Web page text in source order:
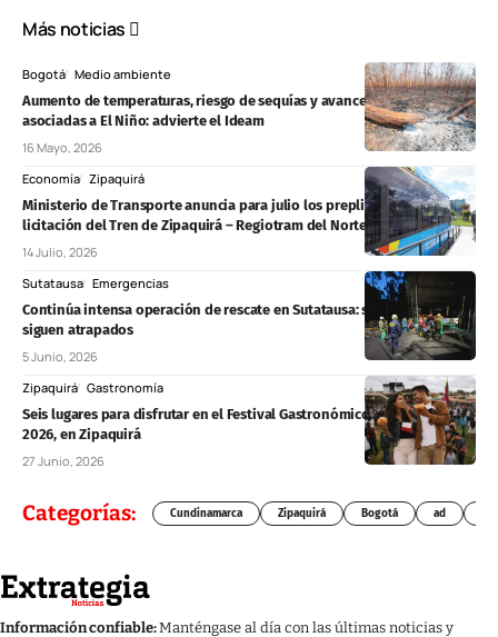
Más noticias
Bogotá Medio ambiente
Aumento de temperaturas, riesgo de sequías y avance de condiciones
asociadas a El Niño: advierte el Ideam
16 Mayo, 2026
Economía Zipaquirá
Ministerio de Transporte anuncia para julio los prepliegos de la
licitación del Tren de Zipaquirá – Regiotram del Norte
14 Julio, 2026
Sutatausa Emergencias
Continúa intensa operación de rescate en Sutatausa: seis mineros
siguen atrapados
5 Junio, 2026
Zipaquirá Gastronomía
Seis lugares para disfrutar en el Festival Gastronómico Villa de la Sal
2026, en Zipaquirá
27 Junio, 2026
Categorías: Cundinamarca Zipaquirá Bogotá ad
Información confiable:Manténgase al día con las últimas noticias y